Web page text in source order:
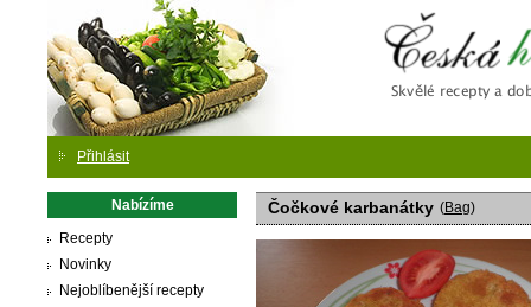
Přihlásit
Nabízíme
Recepty
Novinky
Nejoblíbenější recepty
Čočkové karbanátky (Bag)